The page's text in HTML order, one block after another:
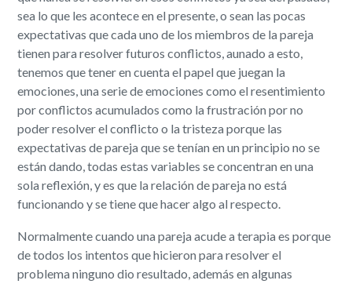
sea lo que les acontece en el presente, o sean las pocas
expectativas que cada uno de los miembros de la pareja
tienen para resolver futuros conflictos, aunado a esto,
tenemos que tener en cuenta el papel que juegan la
emociones, una serie de emociones como el resentimiento
por conflictos acumulados como la frustración por no
poder resolver el conflicto o la tristeza porque las
expectativas de pareja que se tenían en un principio no se
están dando, todas estas variables se concentran en una
sola reflexión, y es que la relación de pareja no está
funcionando y se tiene que hacer algo al respecto.
Normalmente cuando una pareja acude a terapia es porque
de todos los intentos que hicieron para resolver el
problema ninguno dio resultado, además en algunas